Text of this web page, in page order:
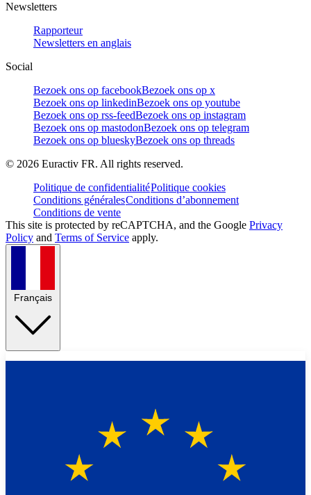
Newsletters
Rapporteur
Newsletters en anglais
Social
Bezoek ons op facebookBezoek ons op x
Bezoek ons op linkedinBezoek ons op youtube
Bezoek ons op rss-feedBezoek ons op instagram
Bezoek ons op mastodonBezoek ons op telegram
Bezoek ons op blueskyBezoek ons op threads
© 2026 Euractiv FR. All rights reserved.
Politique de confidentialitéPolitique cookies
Conditions généralesConditions d’abonnement
Conditions de vente
This site is protected by reCAPTCHA, and the Google Privacy
Policy and Terms of Service apply.
Français